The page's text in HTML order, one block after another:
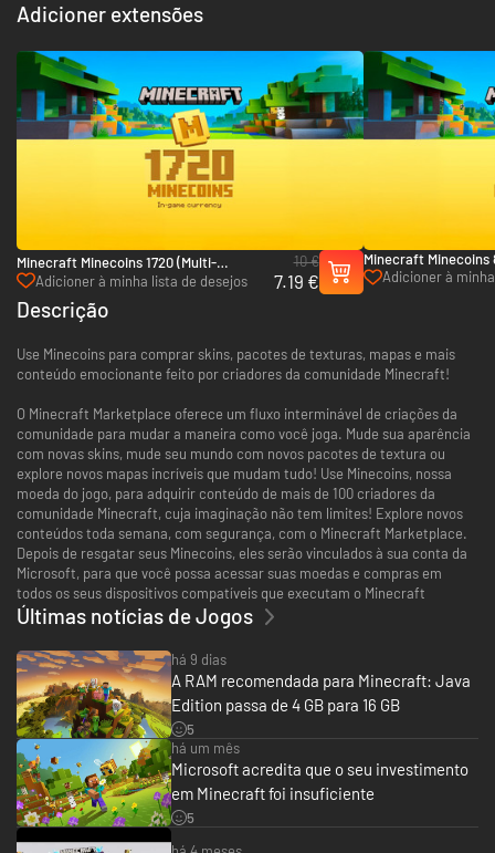
Adicioner extensões
Minecraft Minecoins 1720 (Multi-
Platform)
Adicioner à minha lista de desejos
10 €
7.19 €
Minecraft Minecoins
(Multi-Platform)
Adicioner à
Descrição
Use Minecoins para comprar skins, pacotes de texturas, mapas e mais
conteúdo emocionante feito por criadores da comunidade Minecraft!
O Minecraft Marketplace oferece um fluxo interminável de criações da
comunidade para mudar a maneira como você joga. Mude sua aparência
com novas skins, mude seu mundo com novos pacotes de textura ou
explore novos mapas incríveis que mudam tudo! Use Minecoins, nossa
moeda do jogo, para adquirir conteúdo de mais de 100 criadores da
comunidade Minecraft, cuja imaginação não tem limites! Explore novos
conteúdos toda semana, com segurança, com o Minecraft Marketplace.
Depois de resgatar seus Minecoins, eles serão vinculados à sua conta da
Microsoft, para que você possa acessar suas moedas e compras em
todos os seus dispositivos compatíveis que executam o Minecraft
Últimas notícias de Jogos
há 9 dias
A RAM recomendada para Minecraft: Java
Edition passa de 4 GB para 16 GB
5
há um mês
Microsoft acredita que o seu investimento
em Minecraft foi insuficiente
5